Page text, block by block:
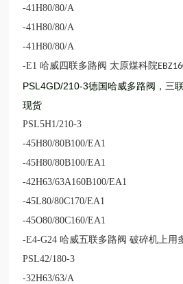
-41H80/80/A
-41H80/80/A
-41H80/80/A
-E1 哈威四联多路阀 太原煤科院
PSL4GD/210-3德国哈威多路阀，三
现货
PSL5H1/210-3
-45H80/80B100/EA1
-45H80/80B100/EA1
-42H63/63A160B100/EA1
-45L80/80C170/EA1
-45O80/80C160/EA1
-E4-G24 哈威五联多路阀 破碎机上用
PSL42/180-3
-32H63/63/A